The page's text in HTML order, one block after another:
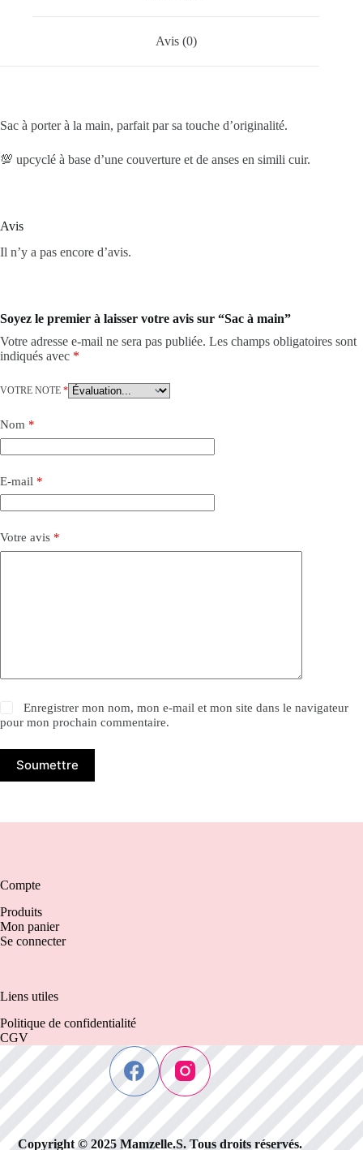
Avis (0)
Sac à porter à la main, parfait par sa touche d’originalité.
💯 upcyclé à base d’une couverture et de anses en simili cuir.
Avis
Il n’y a pas encore d’avis.
Soyez le premier à laisser votre avis sur “Sac à main”
Votre adresse e-mail ne sera pas publiée. Les champs obligatoires sont
indiqués avec *
VOTRE NOTE *
Nom *
E-mail *
Votre avis *
Enregistrer mon nom, mon e-mail et mon site dans le navigateur
pour mon prochain commentaire.
Soumettre
Compte
Produits
Mon panier
Se connecter
Liens utiles
Politique de confidentialité
CGV
Copyright © 2025 Mamzelle.S. Tous droits réservés.